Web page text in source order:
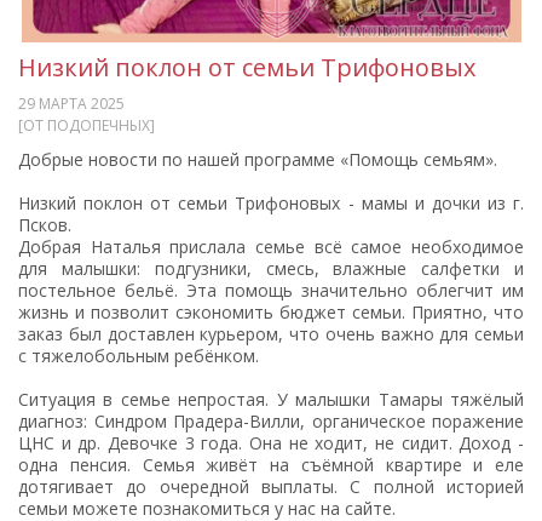
Низкий поклон от семьи Трифоновых
29 МАРТА 2025
[ОТ ПОДОПЕЧНЫХ]
Добрые новости по нашей программе «Помощь семьям».
Низкий поклон от семьи Трифоновых - мамы и дочки из г.
Псков.
Добрая Наталья прислала семье всё самое необходимое
для малышки: подгузники, смесь, влажные салфетки и
постельное бельё. Эта помощь значительно облегчит им
жизнь и позволит сэкономить бюджет семьи. Приятно, что
заказ был доставлен курьером, что очень важно для семьи
с тяжелобольным ребёнком.
Ситуация в семье непростая. У малышки Тамары тяжёлый
диагноз: Синдром Прадера-Вилли, органическое поражение
ЦНС и др. Девочке 3 года. Она не ходит, не сидит. Доход -
одна пенсия. Семья живёт на съёмной квартире и еле
дотягивает до очередной выплаты. С полной историей
семьи можете познакомиться у нас на сайте.